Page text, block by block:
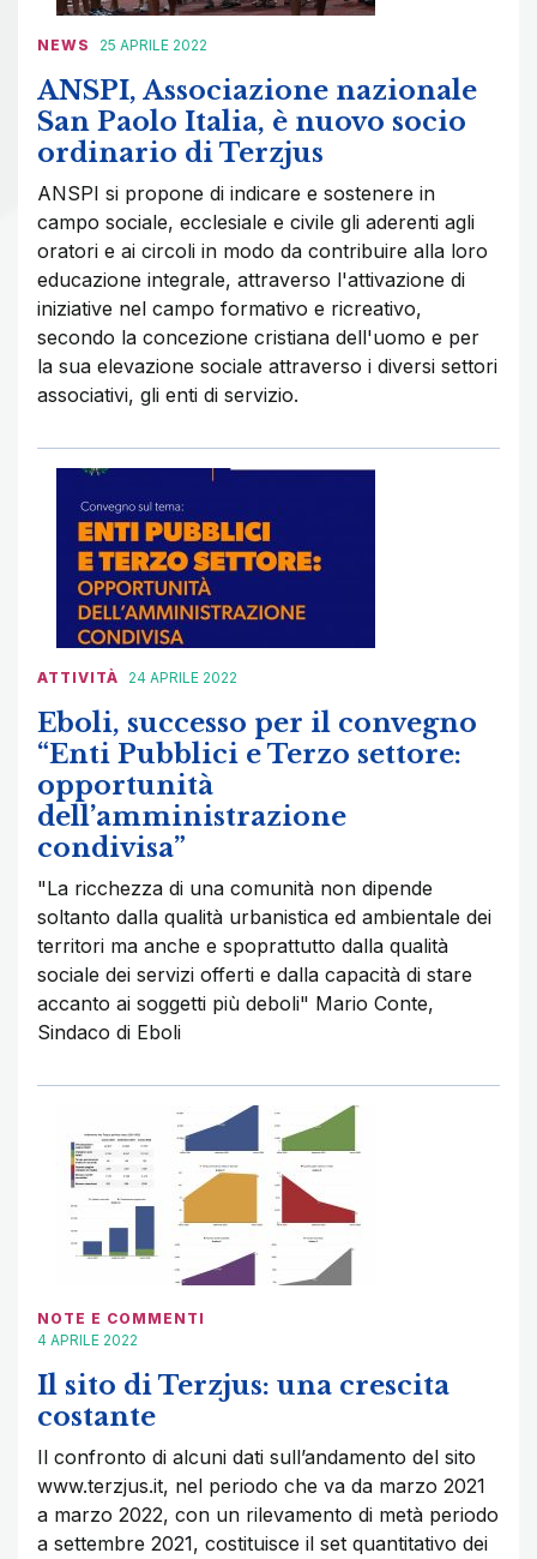
NEWS 25 APRILE 2022
ANSPI, Associazione nazionale
San Paolo Italia, è nuovo socio
ordinario di Terzjus
ANSPI si propone di indicare e sostenere in
campo sociale, ecclesiale e civile gli aderenti agli
oratori e ai circoli in modo da contribuire alla loro
educazione integrale, attraverso l'attivazione di
iniziative nel campo formativo e ricreativo,
secondo la concezione cristiana dell'uomo e per
la sua elevazione sociale attraverso i diversi settori
associativi, gli enti di servizio.
ATTIVITÀ 24 APRILE 2022
Eboli, successo per il convegno
“Enti Pubblici e Terzo settore:
opportunità
dell’amministrazione
condivisa”
"La ricchezza di una comunità non dipende
soltanto dalla qualità urbanistica ed ambientale dei
territori ma anche e spoprattutto dalla qualità
sociale dei servizi offerti e dalla capacità di stare
accanto ai soggetti più deboli" Mario Conte,
Sindaco di Eboli
NOTE E COMMENTI
4 APRILE 2022
Il sito di Terzjus: una crescita
costante
Il confronto di alcuni dati sull’andamento del sito
www.terzjus.it, nel periodo che va da marzo 2021
a marzo 2022, con un rilevamento di metà periodo
a settembre 2021, costituisce il set quantitativo dei